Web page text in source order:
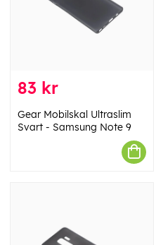
83 kr
Gear Mobilskal Ultraslim
Svart - Samsung Note 9